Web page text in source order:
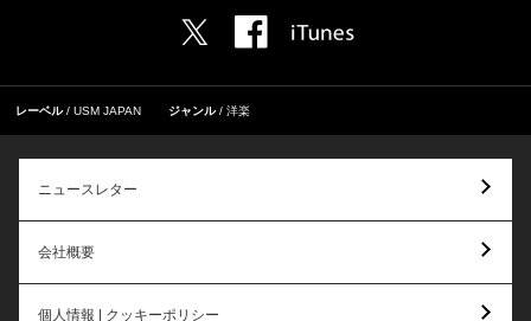
レーベル USM JAPAN ジャンル 洋楽
ニュースレター
会社概要
個人情報 | クッキーポリシー